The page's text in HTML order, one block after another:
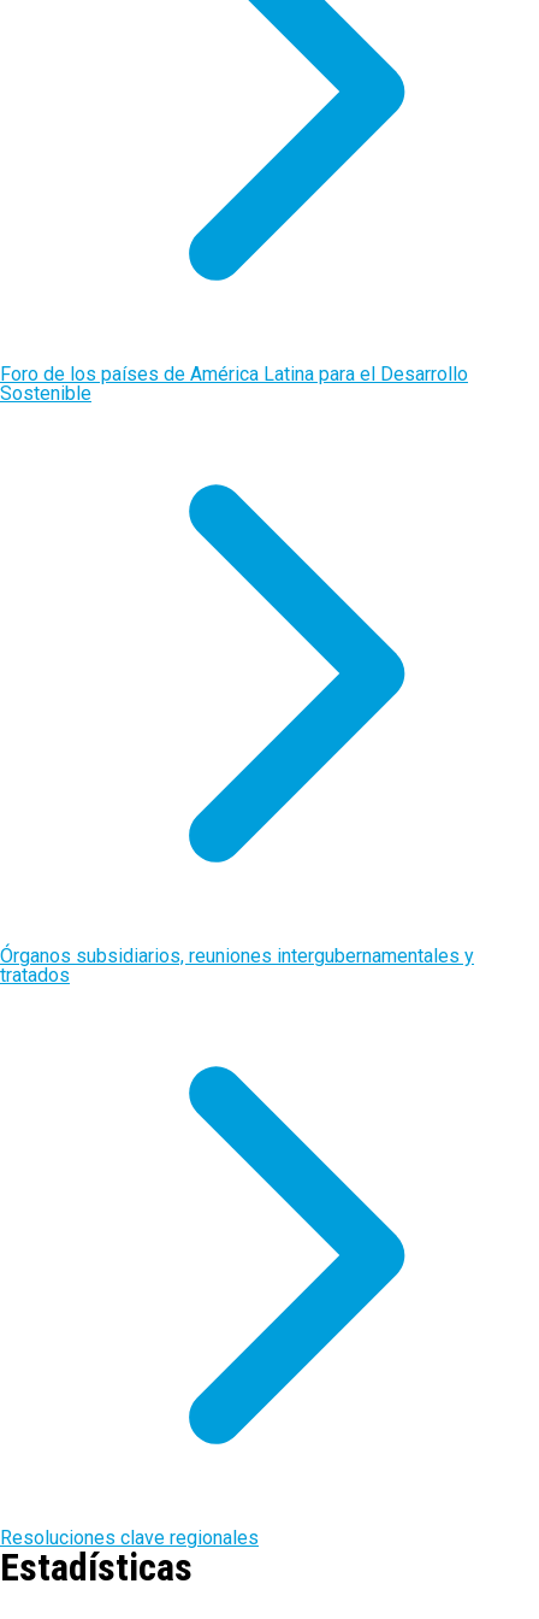
Foro de los países de América Latina para el Desarrollo
Sostenible
Órganos subsidiarios, reuniones intergubernamentales y
tratados
Resoluciones clave regionales
Estadísticas